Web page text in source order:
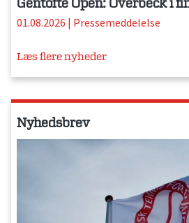
Gentofte Open: Overbeck i
01.08.2026 | Pressemeddelelse
Læs flere nyheder
Nyhedsbrev